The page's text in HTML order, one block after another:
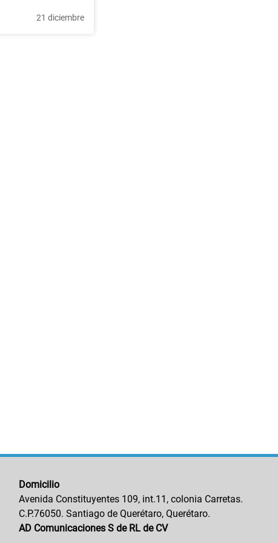
21 diciembre
Domicilio
Avenida Constituyentes 109, int.11, colonia Carretas.
C.P.76050. Santiago de Querétaro, Querétaro.
AD Comunicaciones S de RL de CV